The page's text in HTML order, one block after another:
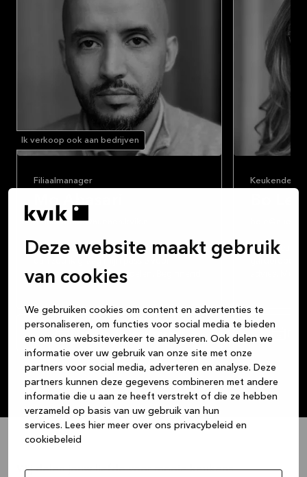
Deze website maakt gebruik
van cookies
We gebruiken cookies om content en advertenties te
personaliseren, om functies voor social media te bieden
en om ons websiteverkeer te analyseren. Ook delen we
informatie over uw gebruik van onze site met onze
partners voor social media, adverteren en analyse. Deze
partners kunnen deze gegevens combineren met andere
informatie die u aan ze heeft verstrekt of die ze hebben
verzameld op basis van uw gebruik van hun
services. Lees hier meer over ons privacybeleid en
cookiebeleid
Ik verkoop ook aan bedrijven
Filiaalmanager
Mo Abasari
mohamedab@nuenen.kvik.nl
Ben je opzoek naar een stijlvolle keuken,
interieur met jou willen delen. Beginnend
met de wensen, in combinatie met mijn
droomkeuken.
Zo staan wij ook voor transparantie en
bieden wij een tijdloos Deens design aan.
Wij staan ook voor een goede service en
kwaliteit.
Heb ik uw interesse gewekt? Aarzel dan
niet een afspraak met mij te plannen
Plan een designafspraak
Jouw ideale
perfect
Ontdek
concept
Wij delen jouw liefde voor mooie keukens